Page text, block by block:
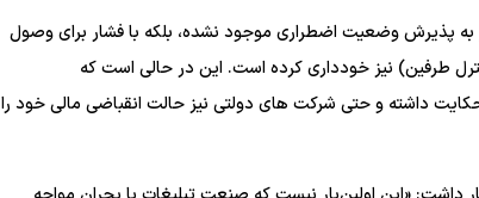
پذیرش وضعیت اضطراری موجود نشده، بلکه با فشار برای وصول
طرفین) نیز خودداری کرده است. این در حالی است که
داشته و حتی شرکت های دولتی نیز حالت انقباضی مالی خود را